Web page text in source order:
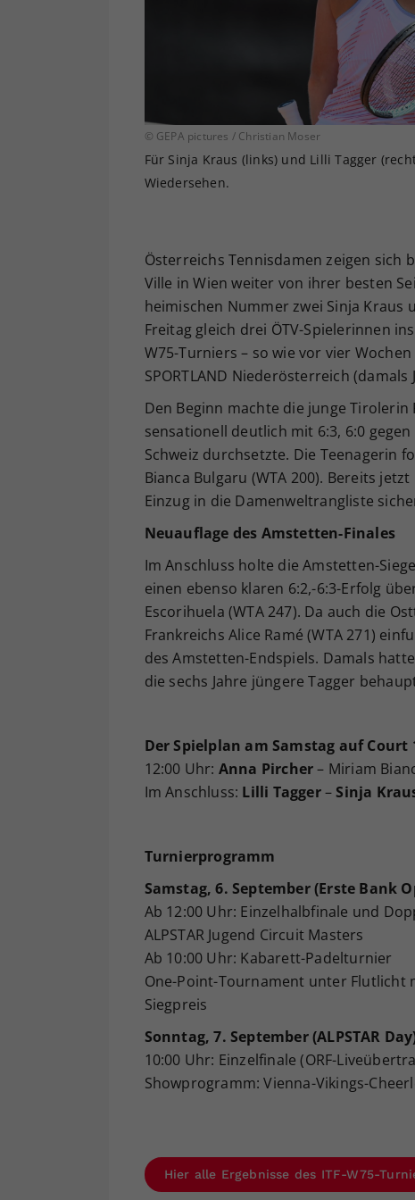
© GEPA pictures / Christian Moser
Für Sinja Kraus (links) und Lilli Tagger
Wiedersehen.
Österreichs Tennisdamen zeigen sich
Ville in Wien weiter von ihrer besten
heimischen Nummer zwei Sinja Kraus
Freitag gleich drei ÖTV-Spielerinnen
W75-Turniers – so wie vor vier
SPORTLAND Niederösterreich
Den Beginn machte die junge
sensationell deutlich mit 6:3, 6:0
Schweiz durchsetzte. Die Teenagerin
Bianca Bulgaru (WTA 200). Bereits
Einzug in die Damenweltrangliste
Neuauflage des Amstetten-Finales
Im Anschluss holte die Amstetten-
einen ebenso klaren 6:2,-6:3-Erfolg
Escorihuela (WTA 247). Da auch die
Frankreichs Alice Ramé (WTA 271)
des Amstetten-Endspiels. Damals
die sechs Jahre jüngere Tagger
Der Spielplan am Samstag auf Court
12:00 Uhr: Anna Pircher– Miriam
Im Anschluss: Lilli Tagger–Sinja
Turnierprogramm
Samstag, 6. September (Erste Bank
Ab 12:00 Uhr: Einzelhalbfinale und
ALPSTAR Jugend Circuit Masters
Ab 10:00 Uhr: Kabarett-Padelturnier
One-Point-Tournament unter Flutlicht
Siegpreis
Sonntag, 7. September (ALPSTAR
10:00 Uhr: Einzelfinale (ORF-
Showprogramm: Vienna-Vikings-
Hier alle Ergebnisse des ITF-W75-